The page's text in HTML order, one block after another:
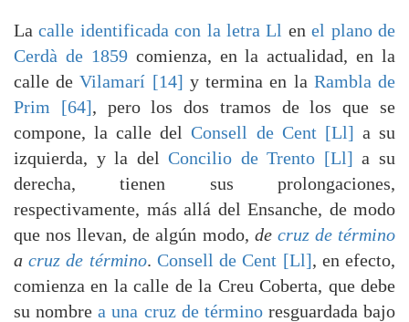
Lacalle identificada con la letra Ll enel plano de
Cerdà de 1859comienza, en la actualidad, en la
calle deVilamarí [14] y termina en la Rambla de
Prim [64], pero los dos tramos de los que se
compone, la calle delConsell de Cent [Ll] a su
izquierda, y la delConcilio de Trento [Ll] a su
derecha, tienen sus prolongaciones,
respectivamente, más allá del Ensanche, de modo
que nos llevan, de algún modo, de cruz de término
acruz de término. Consell de Cent [Ll], en efecto,
comienza en la calle de la Creu Coberta, que debe
su nombrea una cruz de términoresguardada bajo